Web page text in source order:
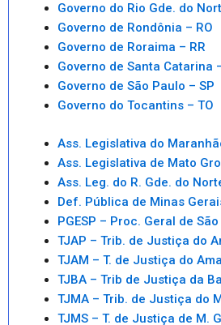
Governo do Rio Gde. do
Governo de Rondônia – RO
Governo de Roraima – RR
Governo de Santa Catarina
Governo de São Paulo – SP
Governo do Tocantins – TO
Ass. Legislativa do
Ass. Legislativa de Mato
Ass. Leg. do R. Gde. do
Def. Pública de Minas
PGESP – Proc. Geral de
TJAP – Trib. de Justiça do
TJAM – T. de Justiça do
TJBA – Trib de Justiça da
TJMA – Trib. de Justiça do
TJMS – T. de Justiça de M.